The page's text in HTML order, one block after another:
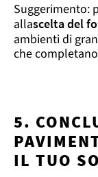
Suggerimento:
allascelta del
ambienti di
che
5.
IL TUO